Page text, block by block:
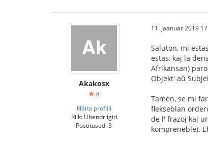
Akakosx
8
Näita profiili
Riik: Ühendriigid
Postitused: 3
11. jaanuar 2019
Saluton, mi
estas, kaj la
Afrikansan)
Objekt' aŭ
Tamen, se mi
flekseblan
de l' frazoj kaj
kompreneble).